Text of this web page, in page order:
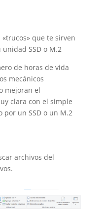
que te sirven
SSD o M.2
de horas de vida
mecánicos
mejoran el
clara con el simple
por un SSD o un M.2
archivos del